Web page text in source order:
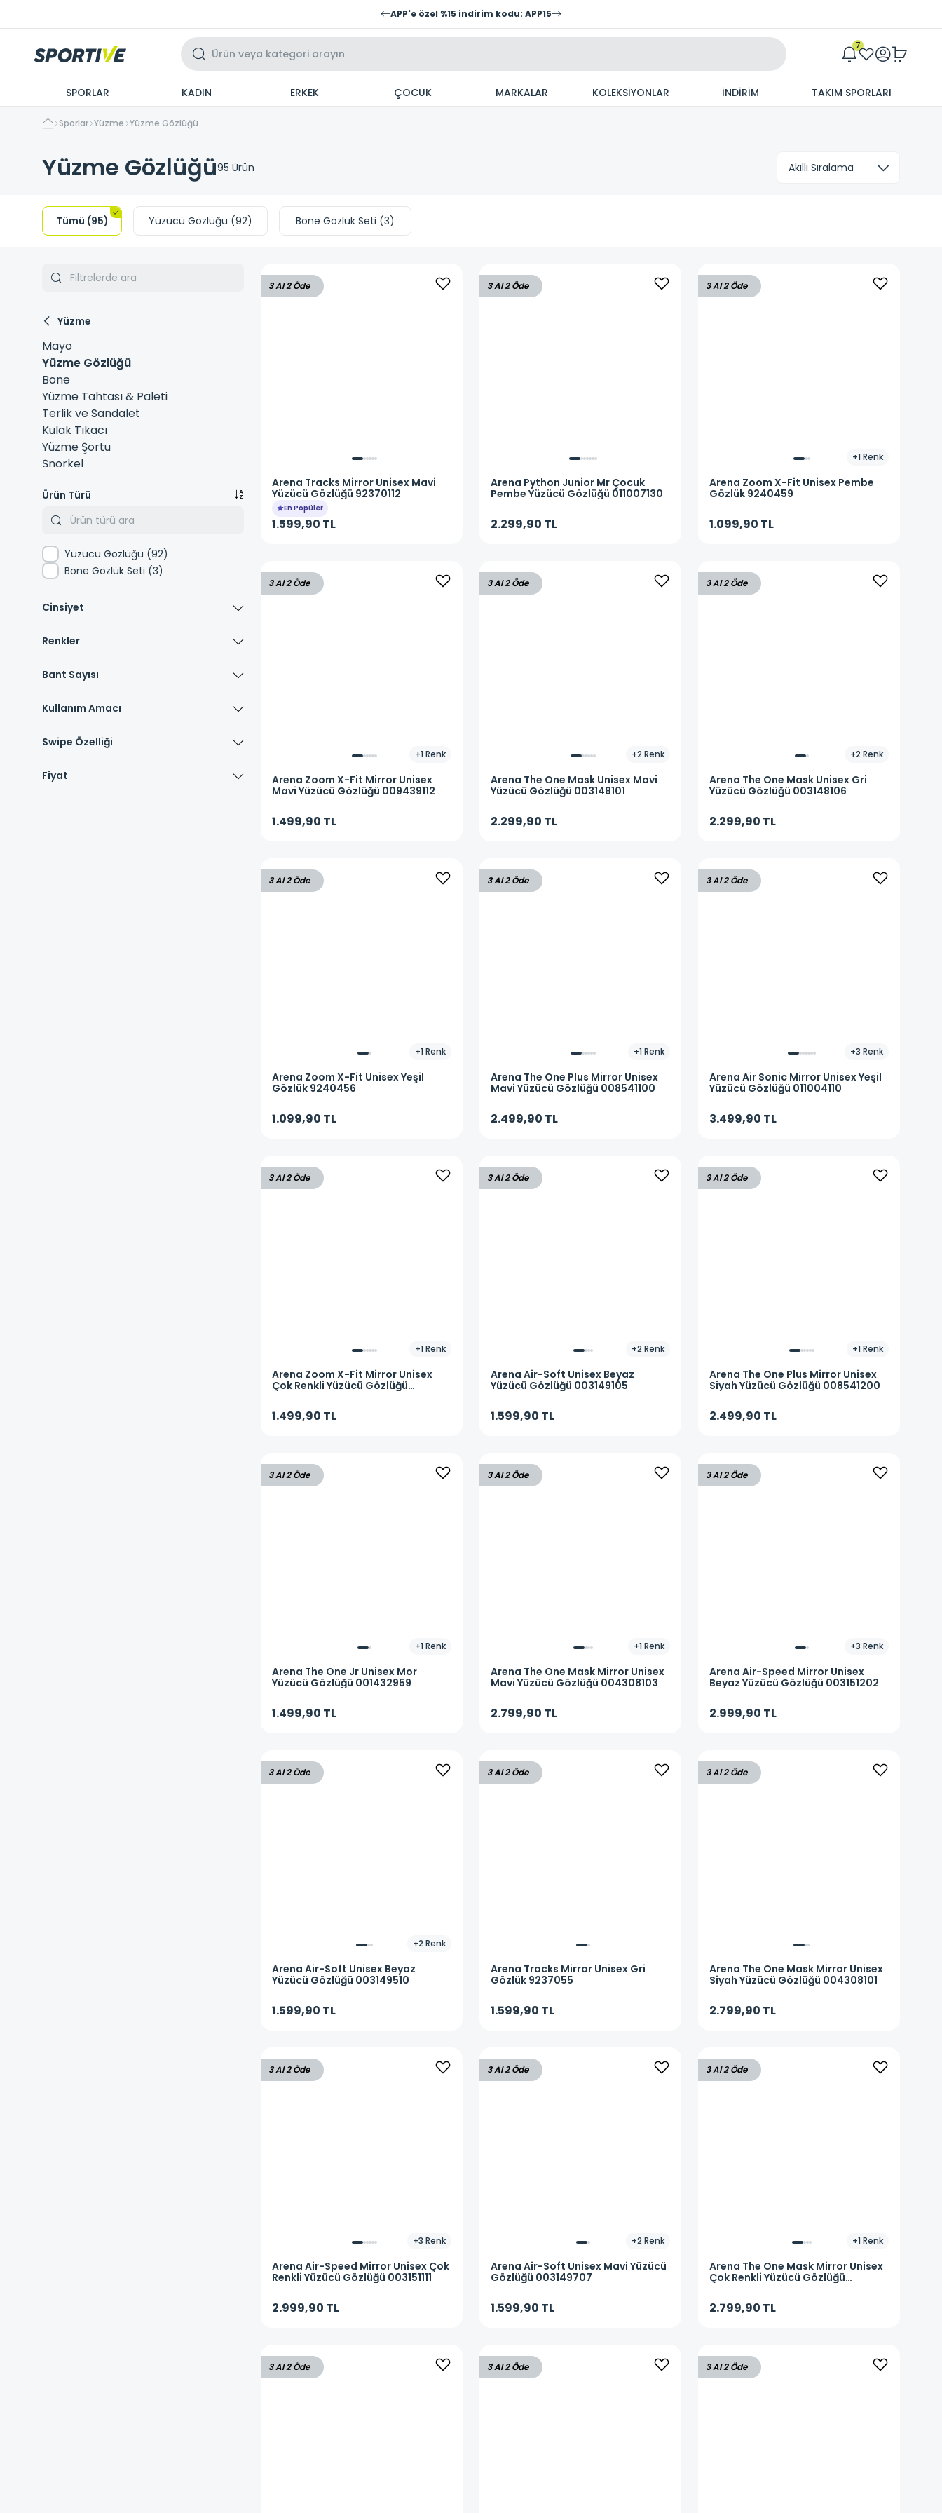
APP'e özel %15 indirim kodu: APP15
7
SPORLAR KADIN ERKEK ÇOCUK MARKALAR KOLEKSİYONLAR İNDİRİM TAKIM SPORLARI
Sporlar Yüzme Yüzme Gözlüğü
Yüzme Gözlüğü95 Ürün
Tümü (95) Yüzücü Gözlüğü (92) Bone Gözlük Seti (3)
Yüzme
Mayo
Yüzme Gözlüğü
Bone
Yüzme Tahtası & Paleti
Terlik ve Sandalet
Kulak Tıkacı
Yüzme Şortu
Şnorkel
Ürün Türü
Yüzücü Gözlüğü (92)
Bone Gözlük Seti (3)
Cinsiyet
Renkler
Bant Sayısı
Kullanım Amacı
Swipe Özelliği
Fiyat
3 Al 2 Öde
Arena Tracks Mirror Unisex Mavi
Yüzücü Gözlüğü 92370112
En Popüler
1.599,90 TL
3 Al 2 Öde
Arena Python Junior Mr Çocuk
Pembe Yüzücü Gözlüğü 011007130
2.299,90 TL
3 Al 2 Öde
+1 Renk
Arena Zoom X-Fit Unisex Pembe
Gözlük 9240459
1.099,90 TL
3 Al 2 Öde
+1 Renk
Arena Zoom X-Fit Mirror Unisex
Mavi Yüzücü Gözlüğü 009439112
1.499,90 TL
3 Al 2 Öde
+2 Renk
Arena The One Mask Unisex Mavi
Yüzücü Gözlüğü 003148101
2.299,90 TL
3 Al 2 Öde
+2 Renk
Arena The One Mask Unisex Gri
Yüzücü Gözlüğü 003148106
2.299,90 TL
3 Al 2 Öde
+1 Renk
Arena Zoom X-Fit Unisex Yeşil
Gözlük 9240456
1.099,90 TL
3 Al 2 Öde
+1 Renk
Arena The One Plus Mirror Unisex
Mavi Yüzücü Gözlüğü 008541100
2.499,90 TL
3 Al 2 Öde
+3 Renk
Arena Air Sonic Mirror Unisex Yeşil
Yüzücü Gözlüğü 011004110
3.499,90 TL
3 Al 2 Öde
+1 Renk
Arena Zoom X-Fit Mirror Unisex
Çok Renkli Yüzücü Gözlüğü
1.499,90 TL
3 Al 2 Öde
+2 Renk
Arena Air-Soft Unisex Beyaz
Yüzücü Gözlüğü 003149105
1.599,90 TL
3 Al 2 Öde
+1 Renk
Arena The One Plus Mirror Unisex
Siyah Yüzücü Gözlüğü 008541200
2.499,90 TL
3 Al 2 Öde
+1 Renk
Arena The One Jr Unisex Mor
Yüzücü Gözlüğü 001432959
1.499,90 TL
3 Al 2 Öde
+1 Renk
Arena The One Mask Mirror Unisex
Mavi Yüzücü Gözlüğü 004308103
2.799,90 TL
3 Al 2 Öde
+3 Renk
Arena Air-Speed Mirror Unisex
Beyaz Yüzücü Gözlüğü 003151202
2.999,90 TL
3 Al 2 Öde
+2 Renk
Arena Air-Soft Unisex Beyaz
Yüzücü Gözlüğü 003149510
1.599,90 TL
3 Al 2 Öde
Arena Tracks Mirror Unisex Gri
Gözlük 9237055
1.599,90 TL
3 Al 2 Öde
Arena The One Mask Mirror Unisex
Siyah Yüzücü Gözlüğü 004308101
2.799,90 TL
3 Al 2 Öde
+3 Renk
Arena Air-Speed Mirror Unisex Çok
Renkli Yüzücü Gözlüğü 003151111
2.999,90 TL
3 Al 2 Öde
+2 Renk
Arena Air-Soft Unisex Mavi Yüzücü
Gözlüğü 003149707
1.599,90 TL
3 Al 2 Öde
+1 Renk
Arena The One Mask Mirror Unisex
Çok Renkli Yüzücü Gözlüğü
2.799,90 TL
3 Al 2 Öde 3 Al 2 Öde 3 Al 2 Öde